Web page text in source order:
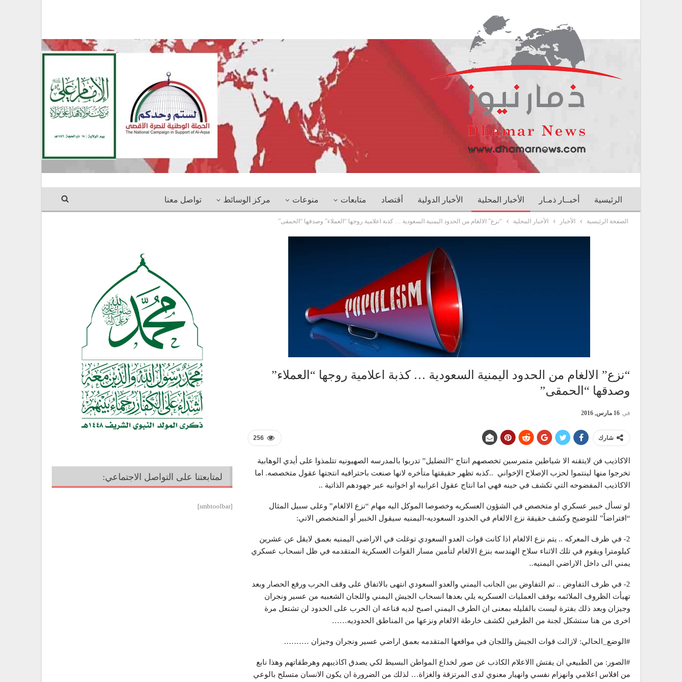
الرئيسية أخبــار ذمـار الأخبار المحلية الأخبار الدولية أقتصاد متابعات منوعات مركز الوسائط تواصل معنا
الصفحة الرئيسية الأخبار الأخبار المحلية “نزع” الالغام من الحدود اليمنية السعودية … كذبة اعلامية روجها “العملاء” وصدقها “الحمقى”
“نزع” الالغام من الحدود اليمنية السعودية … كذبة اعلامية روجها “العملاء”
وصدقها “الحمقى”
في 16 مارس, 2016
256 شارك
الاكاذيب فن لايتقنه الا شياطين متمرسين تخصصهم انتاج “التضليل” تدربوا بالمدرسه الصهيونيه تتلمذوا على أيدي الوهابية
تخرجوا منها لينتموا لحزب الإصلاح الإخواني ..كذبه تظهر حقيقتها متأخره لانها صنعت باحترافيه انتجتها عقول متخصصه. اما
الاكاذيب المفضوحه التي تكشف في حينه فهي اما انتاج عقول اعرابيه او اخوانيه عبر جهودهم الذاتية ..
لو تسأل خبير عسكري او متخصص في الشؤون العسكريه وخصوصا الموكل اليه مهام “نزع الالغام” وعلى سبيل المثال
“افتراضاً” للتوضيح وكشف حقيقة نزع الالغام في الحدود السعوديه-اليمنيه سيقول الخبير أو المتخصص الاتي:
2- في ظرف المعركه .. يتم نزع الالغام اذا كانت قوات العدو السعودي توغلت في الاراضي اليمنيه بعمق لايقل عن عشرين
كيلومترا ويقوم في تلك الاثناء سلاح الهندسه بنزع الالغام لتأمين مسار القوات العسكرية المتقدمه في ظل انسحاب عسكري
يمني الى داخل الاراضي اليمنيه..
2- في ظرف التفاوض .. تم التفاوض بين الجانب اليمني والعدو السعودي انتهى بالاتفاق على وقف الحرب ورفع الحصار وبعد
تهيأت الظروف الملائمه بوقف العمليات العسكريه يلي بعدها انسحاب الجيش اليمني واللجان الشعبيه من عسير ونجران
وجيزان وبعد ذلك بفترة ليست بالقليله بمعنى ان الطرف اليمني اصبح لديه قناعه ان الحرب على الحدود لن تشتعل مرة
اخرى من هنا ستشكل لجنة من الطرفين لكشف خارطة الالغام ونزعها من المناطق الحدوديه……
#الوضع_الحالي: لازالت قوات الجيش واللجان في مواقعها المتقدمه بعمق اراضي عسير ونجران وجيزان ……….
#الصور: من الطبيعي ان يفتش االاعلام الكاذب عن صور لخداع المواطن البسيط لكي يصدق اكاذيبهم وهرطقاتهم وهذا نابع
من افلاس اعلامي وانهزام نفسي وانهيار معنوي لدى المرتزقة والغزاة… لذلك من الضرورة ان يكون الانسان متسلح بالوعي
لمتابعتنا على التواصل الاجتماعي:
[smbtoolbar]